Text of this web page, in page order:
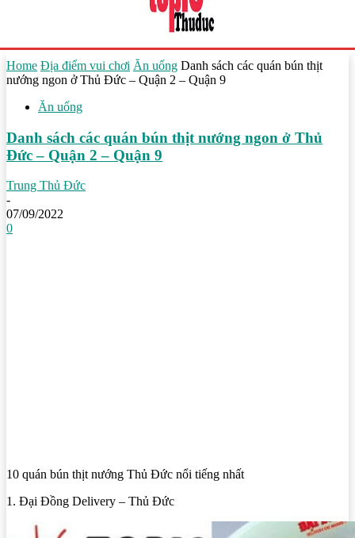
Home Địa điểm vui chơi Ăn uống Danh sách các quán bún thịt
nướng ngon ở Thủ Đức – Quận 2 – Quận 9
Ăn uống
Danh sách các quán bún thịt nướng ngon ở Thủ
Đức – Quận 2 – Quận 9
Trung Thủ Đức
-
07/09/2022
0
10 quán bún thịt nướng Thủ Đức nổi tiếng nhất
1. Đại Đồng Delivery – Thủ Đức